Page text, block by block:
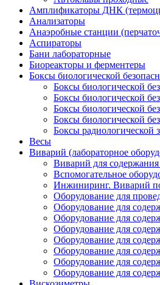
Амплификаторы ДНК
Анализаторы
Анаэробные станции
Аспираторы
Бани лабораторные
Биореакторы и ферментеры
Боксы биологической
Боксы биологической
Боксы биологической
Боксы биологической
Боксы биологической
Боксы радиологической
Весы
Виварий (лабораторное
Виварий для
Вспомогательное
Инжиниринг. Виварий
Оборудование для
Оборудование для
Оборудование для
Оборудование для
Оборудование для
Оборудование для
Оборудование для
Оборудование для